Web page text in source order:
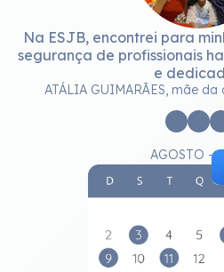
Na ESJB, encontrei para
segurança de profissionais
e
ATÁLIA GUIMARÃES, mãe
AGOSTO -